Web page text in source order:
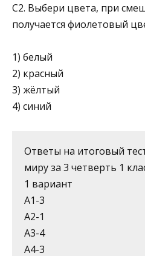
С2. Выбери цвета, при
получается фиолетовый
1) белый
2) красный
3) жёлтый
4) синий
Ответы на итоговый
миру за 3 четверть 1
1 вариант
А1-3
А2-1
А3-4
А4-3